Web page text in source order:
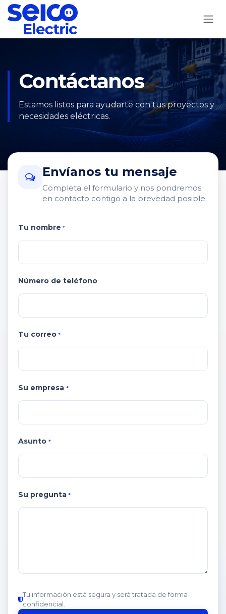
Ir al contenido
Contáctanos
Estamos listos para ayudarte con tus proyectos y
necesidades eléctricas.
Envíanos tu mensaje
Completa el formulario y nos pondremos
en contacto contigo a la brevedad posible.
Tu nombre *
Número de teléfono
Tu correo *
Su empresa *
Asunto *
Su pregunta *
Tu información está segura y será tratada de forma
confidencial.